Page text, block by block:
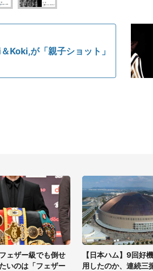
Koki,が「親子ショット」
ェザー級でも倒せ
いのは「フェザー
【日本ハム】9回好
用したのか、連続三